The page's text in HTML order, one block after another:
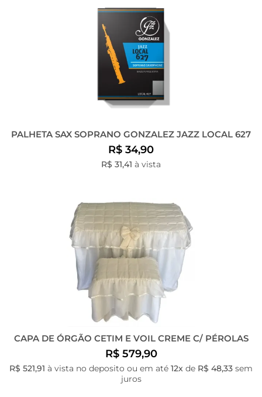
PALHETA SAX SOPRANO GONZALEZ JAZZ LOCAL 627
R$ 34,90
R$ 31,41 à vista
CAPA DE ÓRGÃO CETIM E VOIL CREME C/ PÉROLAS
R$ 579,90
R$ 521,91 à vista no deposito ou em até 12x de R$ 48,33 sem
juros